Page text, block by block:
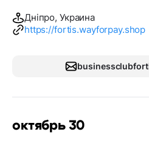
Дніпро, Украина
https://fortis.wayforpay.shop
октябрь 30